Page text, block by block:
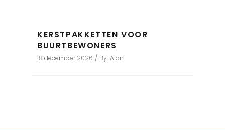
KERSTPAKKETTEN VOOR
BUURTBEWONERS
18 december 2026 By Alan